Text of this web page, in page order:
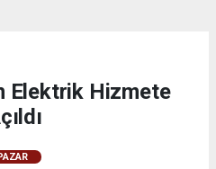
Elektrik Hizmete